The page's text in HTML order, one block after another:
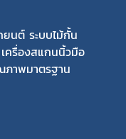
นต์ ระบบไม้กั้น
ครื่องสแกนนิ้วมือ
ภาพมาตรฐาน